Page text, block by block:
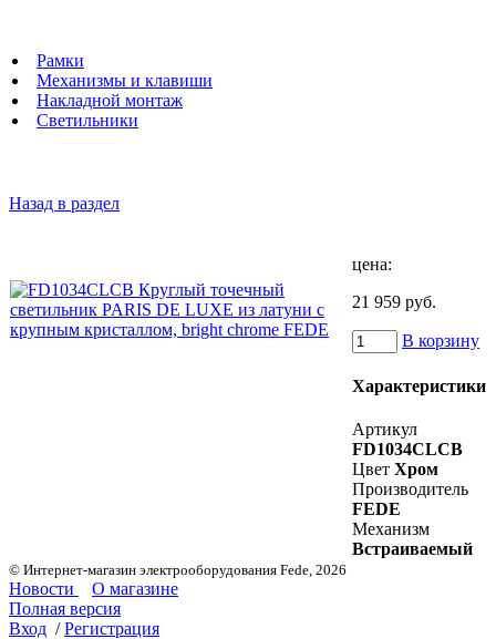
Рамки
Механизмы и клавиши
Накладной монтаж
Светильники
Назад в раздел
цена:
21 959 руб.
В корзину
Характеристики
Артикул
FD1034CLCB
Цвет Хром
Производитель
FEDE
Механизм
Встраиваемый
© Интернет-магазин электрооборудования Fede, 2026
Новости
О магазине
Полная версия
Вход / Регистрация